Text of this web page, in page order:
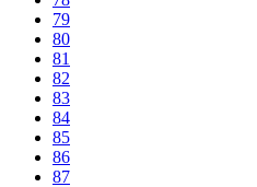
79
80
81
82
83
84
85
86
87